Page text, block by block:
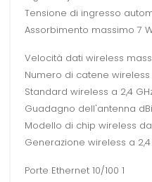
Tensione di ingresso
Assorbimento massimo 7
Velocità dati wireless
Numero di catene wireless
Standard wireless a 2,4
Guadagno dell'antenna
Modello di chip wireless da
Generazione wireless a 2,4
Porte Ethernet 10/100 1